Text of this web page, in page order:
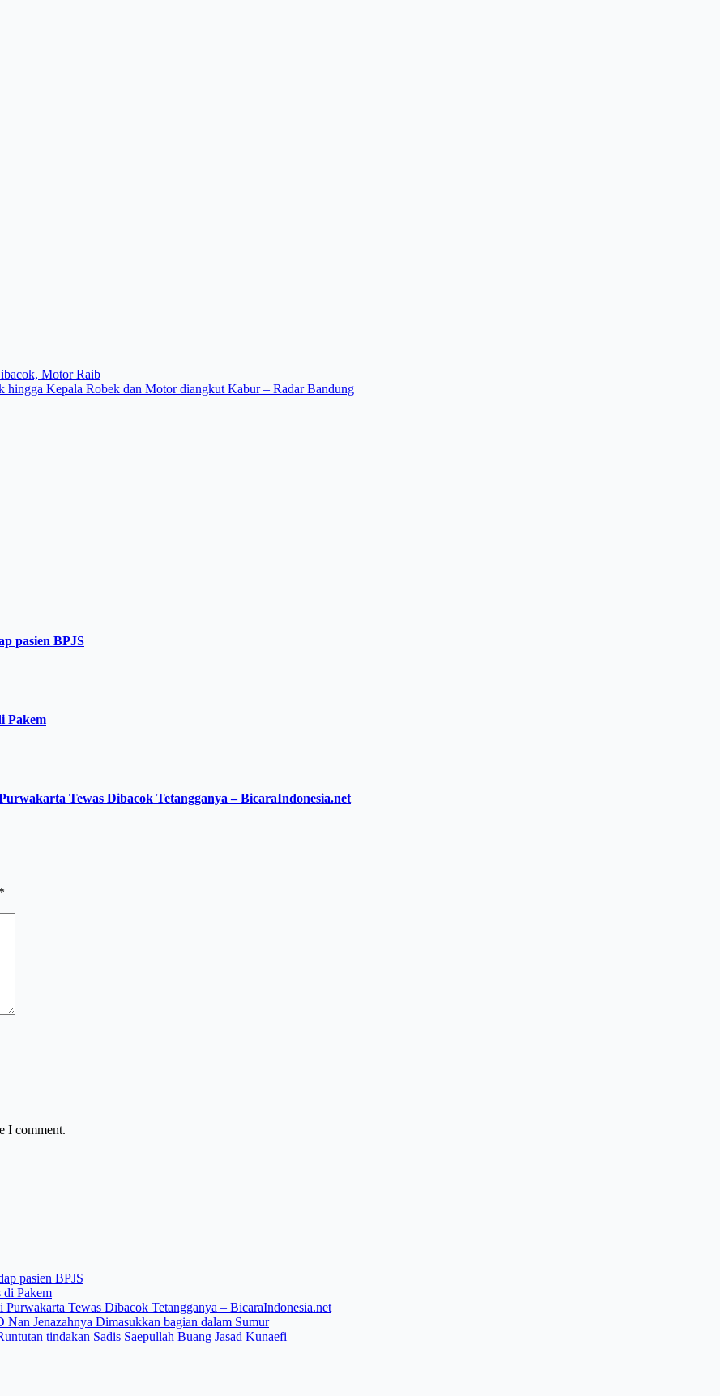
Motor Raib
hingga Kepala Robek dan Motor diangkut Kabur – Radar Bandung
pasien BPJS
Pakem
Tewas Dibacok Tetangganya – BicaraIndonesia.net
*
I comment.
pasien BPJS
di Pakem
Tewas Dibacok Tetangganya – BicaraIndonesia.net
Jenazahnya Dimasukkan bagian dalam Sumur
tindakan Sadis Saepullah Buang Jasad Kunaefi